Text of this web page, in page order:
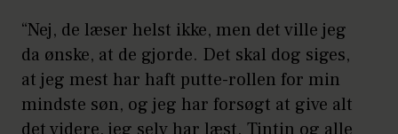
“Nej, de læser helst ikke, men det ville jeg
da ønske, at de gjorde. Det skal dog siges,
at jeg mest har haft putte-rollen for min
mindste søn, og jeg har forsøgt at give alt